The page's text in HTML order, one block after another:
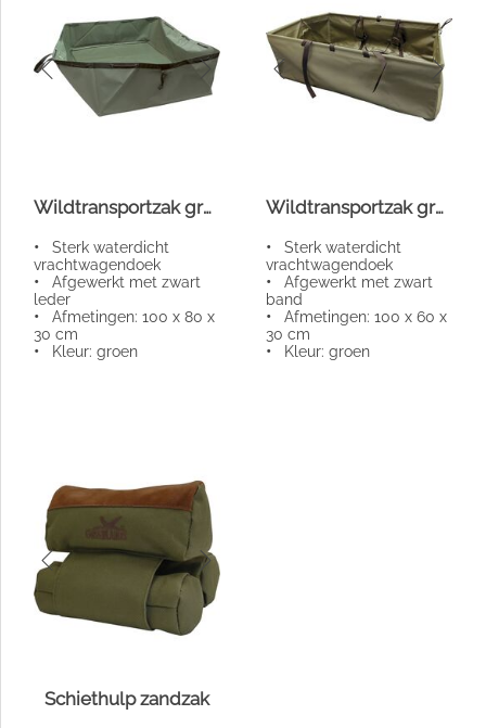
Wildtransportzak groen
• Sterk waterdicht
vrachtwagendoek
• Afgewerkt met zwart
leder
• Afmetingen: 100 x 80 x
30 cm
• Kleur: groen
Wildtransportzak groen
• Sterk waterdicht
vrachtwagendoek
• Afgewerkt met zwart
band
• Afmetingen: 100 x 60 x
30 cm
• Kleur: groen
Schiethulp zandzak